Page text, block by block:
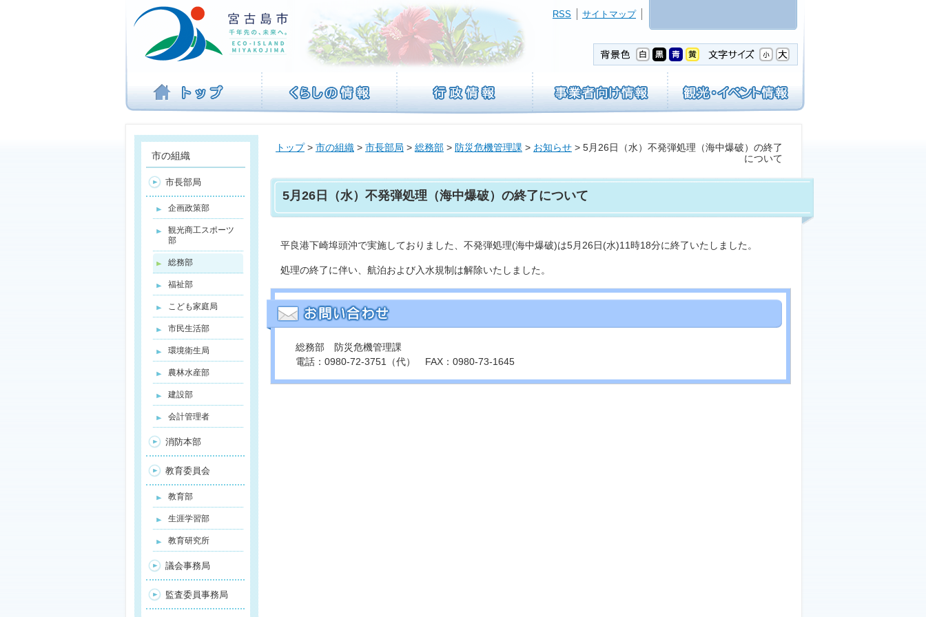
ビ
を
ば
す
サイトマップ
RSS
トップ> 市の組織 > 市長部局 > 総務部 > 防災危機管理課 > お知らせ > 5月26日（水）不発弾処理（海中爆破）の終了
について
5月26日（水）不発弾処理（海中爆破）の終了について
平良港下崎埠頭沖で実施しておりました、不発弾処理(海中爆破)は5月26日(水)11時18分に終了いたしました。
処理の終了に伴い、航泊および入水規制は解除いたしました。
総務部 防災危機管理課
電話：0980-72-3751（代） FAX：0980-73-1645
市の組織
市長部局
企画政策部
観光商工スポーツ
部
総務部
福祉部
こども家庭局
市民生活部
環境衛生局
農林水産部
建設部
会計管理者
消防本部
教育委員会
教育部
生涯学習部
教育研究所
議会事務局
監査委員事務局